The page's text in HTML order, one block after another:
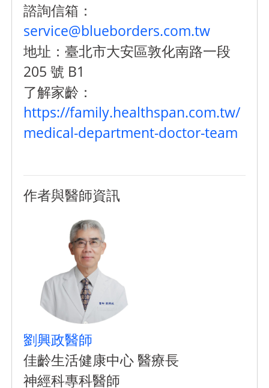
諮詢信箱：
service@blueborders.com.tw
地址：臺北市大安區敦化南路一段
205 號 B1
了解家齡：
https://family.healthspan.com.tw/
medical-department-doctor-team
作者與醫師資訊
劉興政醫師
佳齡生活健康中心 醫療長
神經科專科醫師